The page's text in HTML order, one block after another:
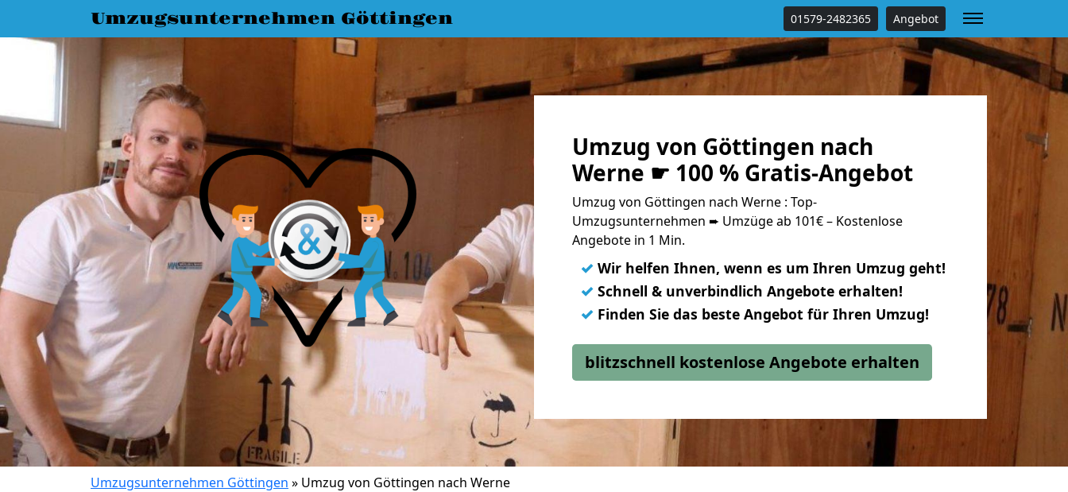
Umzugsunternehmen Göttingen 01579-2482365 Angebot
Umzug von Göttingen nach
Werne ☛ 100 % Gratis-Angebot
Umzug von Göttingen nach Werne : Top-
Umzugsunternehmen ➨ Umzüge ab 101€ – Kostenlose
Angebote in 1 Min.
✓ Wir helfen Ihnen, wenn es um Ihren Umzug geht!
✓ Schnell & unverbindlich Angebote erhalten!
✓ Finden Sie das beste Angebot für Ihren Umzug!
blitzschnell kostenlose Angebote erhalten
Umzugsunternehmen Göttingen » Umzug von Göttingen nach Werne